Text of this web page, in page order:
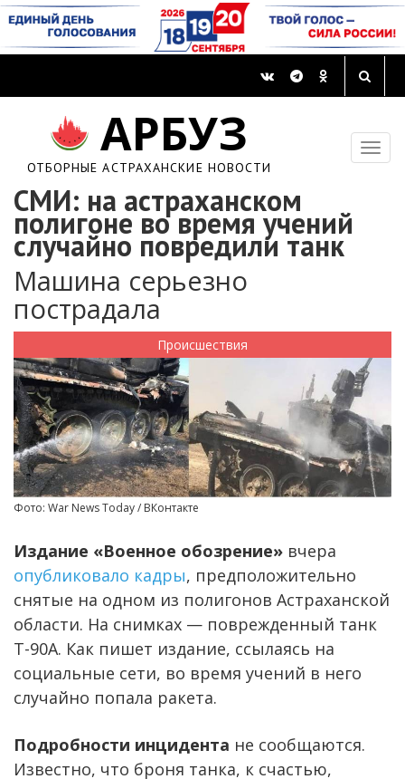
АРБУЗ
ОТБОРНЫЕ АСТРАХАНСКИЕ НОВОСТИ
СМИ: на астраханском
полигоне во время учений
случайно повредили танк
Машина серьезно
пострадала
Происшествия
Фото: War News Today / ВКонтакте
Издание «Военное обозрение» вчера
опубликовало кадры, предположительно
снятые на одном из полигонов Астраханской
области. На снимках — поврежденный танк
Т-90А. Как пишет издание, ссылаясь на
социальные сети, во время учений в него
случайно попала ракета.
Подробности инцидента не сообщаются.
Известно, что броня танка, к счастью,